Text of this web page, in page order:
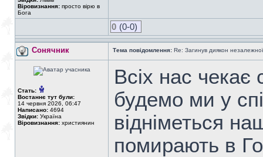
Віровизнання: просто вірю в
Бога
0 (0-0)
Сонячник Тема повідомлення: Re: Загинув диякон
Стать:
Востаннє тут були:
14 червня 2026, 06:47
Написано: 4694
Звідки: Україна
Віровизнання: християнин
Всіх нас
будемо ми у
відніметься
помирають в